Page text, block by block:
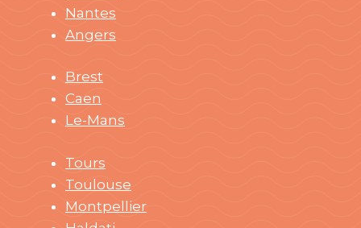
Nantes
Angers
Brest
Caen
Le-Mans
Tours
Toulouse
Montpellier